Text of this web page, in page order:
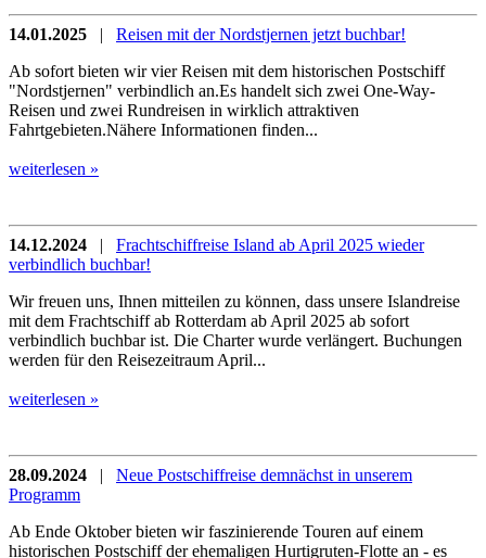
14.01.2025 | Reisen mit der Nordstjernen jetzt buchbar!
Ab sofort bieten wir vier Reisen mit dem historischen Postschiff
"Nordstjernen" verbindlich an.Es handelt sich zwei One-Way-
Reisen und zwei Rundreisen in wirklich attraktiven
Fahrtgebieten.Nähere Informationen finden...
weiterlesen »
14.12.2024 | Frachtschiffreise Island ab April 2025 wieder
verbindlich buchbar!
Wir freuen uns, Ihnen mitteilen zu können, dass unsere Islandreise
mit dem Frachtschiff ab Rotterdam ab April 2025 ab sofort
verbindlich buchbar ist. Die Charter wurde verlängert. Buchungen
werden für den Reisezeitraum April...
weiterlesen »
28.09.2024 | Neue Postschiffreise demnächst in unserem
Programm
Ab Ende Oktober bieten wir faszinierende Touren auf einem
historischen Postschiff der ehemaligen Hurtigruten-Flotte an - es